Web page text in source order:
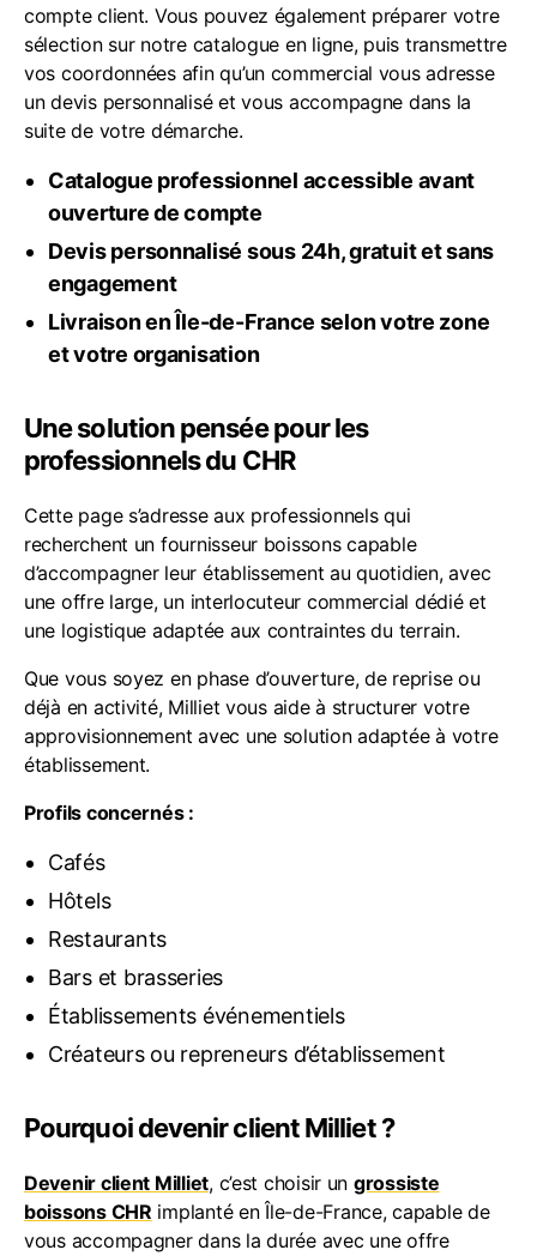
compte client. Vous pouvez également préparer votre
sélection sur notre catalogue en ligne, puis transmettre
vos coordonnées afin qu’un commercial vous adresse
un devis personnalisé et vous accompagne dans la
suite de votre démarche.
Catalogue professionnel accessible avant
ouverture de compte
Devis personnalisé sous 24h, gratuit et sans
engagement
Livraison en Île-de-France selon votre zone
et votre organisation
Une solution pensée pour les
professionnels du CHR
Cette page s’adresse aux professionnels qui
recherchent un fournisseur boissons capable
d’accompagner leur établissement au quotidien, avec
une offre large, un interlocuteur commercial dédié et
une logistique adaptée aux contraintes du terrain.
Que vous soyez en phase d’ouverture, de reprise ou
déjà en activité, Milliet vous aide à structurer votre
approvisionnement avec une solution adaptée à votre
établissement.
Profils concernés :
Cafés
Hôtels
Restaurants
Bars et brasseries
Établissements événementiels
Créateurs ou repreneurs d’établissement
Pourquoi devenir client Milliet ?
Devenir client Milliet, c’est choisir un grossiste
boissons CHR implanté en Île-de-France, capable de
vous accompagner dans la durée avec une offre